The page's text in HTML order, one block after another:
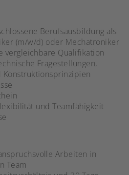
Berufsausbildung als
(m/w/d) oder Mechatroniker
vergleichbare Qualifikation
Fragestellungen,
Konstruktionsprinzipien
und Teamfähigkeit
Arbeiten in
Team